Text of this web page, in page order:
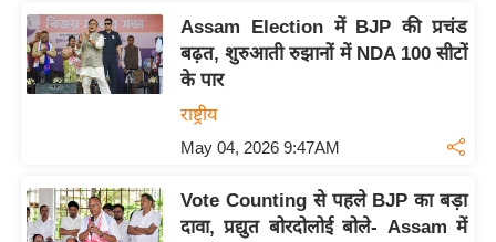
Assam Election में BJP की प्रचंड
बढ़त, शुरुआती रुझानों में NDA 100 सीटों
के पार
राष्ट्रीय
May 04, 2026 9:47AM
Vote Counting से पहले BJP का बड़ा
दावा, प्रद्युत बोरदोलोई बोले- Assam में